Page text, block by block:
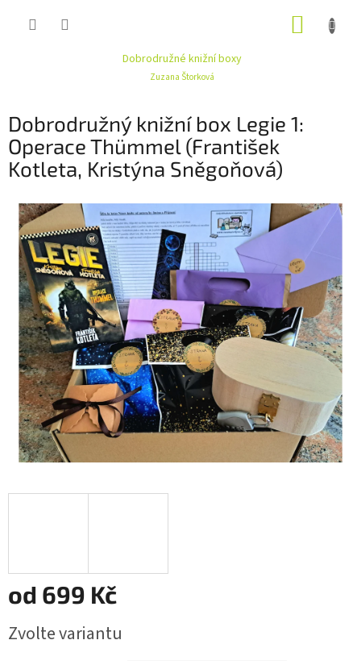
Dobrodružné knižní boxy
Zuzana Štorková
Dobrodružný knižní box Legie 1:
Operace Thümmel (František
Kotleta, Kristýna Sněgoňová)
od 699 Kč
cena:
Zvolte variantu